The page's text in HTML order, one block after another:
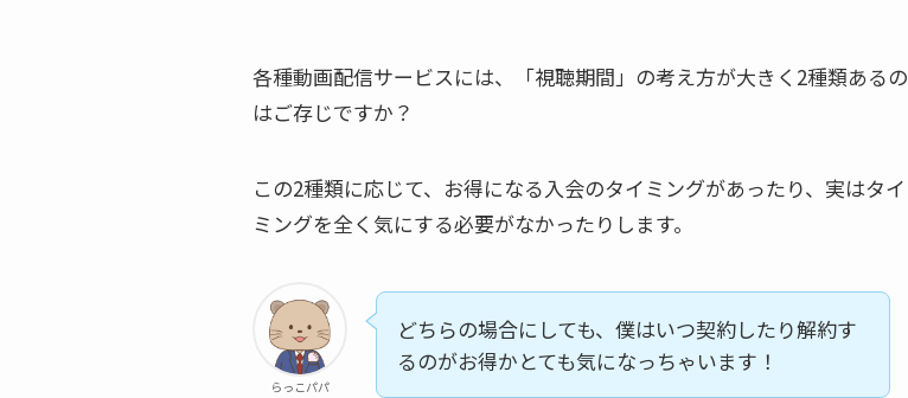
各種動画配信サービスには、「視聴期間」の考え方が大きく2種類あるの
はご存じですか？
この2種類に応じて、お得になる入会のタイミングがあったり、実はタイ
ミングを全く気にする必要がなかったりします。
らっこパパ
どちらの場合にしても、僕はいつ契約したり解約す
るのがお得かとても気になっちゃいます！